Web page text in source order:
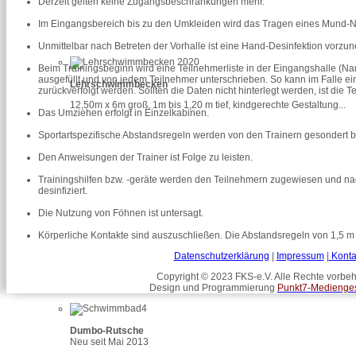
Lehrschwimmbecken
12,50m x 6m groß, 1m bis 1,20 m tief, kindgerechte Gestaltung...
Dumbo-Rutsche
Neu seit Mai 2013
Im Eingangsbereich bis zu den Umkleiden wird das Tragen eines Mund-
Unmittelbar nach Betreten der Vorhalle ist eine Hand-Desinfektion
Beim Trainingsbeginn wird eine Teilnehmerliste in der Eingangshalle
ausgefüllt und von jedem Teilnehmer unterschrieben. So kann im Falle
zurückverfolgt werden. Sollten die Daten nicht hinterlegt werden, ist die
Das Umziehen erfolgt in Einzelkabinen.
Sportartspezifische Abstandsregeln werden von den Trainern gesondert
Den Anweisungen der Trainer ist Folge zu leisten.
Trainingshilfen bzw. -geräte werden den Teilnehmern zugewiesen und
desinfiziert.
Die Nutzung von Föhnen ist untersagt.
Körperliche Kontakte sind auszuschließen. Die Abstandsregeln von 1,5
Datenschutzerklärung
Impressum|
Copyright © 2023 FKS-e.V. Alle Rechte
Design und Programmierung Punkt7-